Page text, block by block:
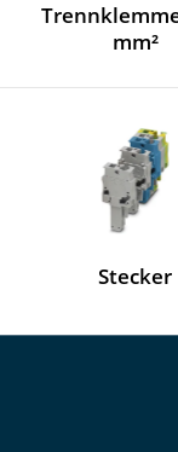
mm²
Stecker